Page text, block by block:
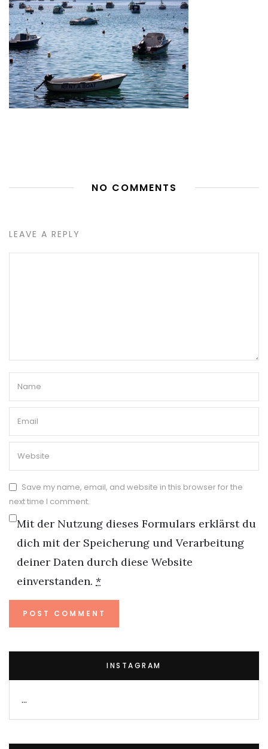
NO COMMENTS
LEAVE A REPLY
Save my name, email, and website in this browser for the
next time I comment.
Mit der Nutzung dieses Formulars erklärst du
dich mit der Speicherung und Verarbeitung
deiner Daten durch diese Website
einverstanden. *
INSTAGRAM
…